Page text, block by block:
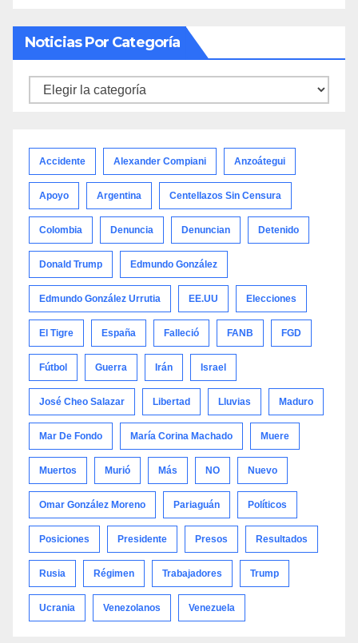
Noticias Por Categoría
Noticias
Accidente Alexander Compiani Anzoátegui
Apoyo Argentina Centellazos Sin Censura
Colombia Denuncia Denuncian Detenido
Donald Trump Edmundo González
Edmundo González Urrutia EE.UU Elecciones
El Tigre España Falleció FANB FGD
Fútbol Guerra Irán Israel
José Cheo Salazar Libertad Lluvias Maduro
Mar De Fondo María Corina Machado Muere
Muertos Murió Más NO Nuevo
Omar González Moreno Pariaguán Políticos
Posiciones Presidente Presos Resultados
Rusia Régimen Trabajadores Trump
Ucrania Venezolanos Venezuela